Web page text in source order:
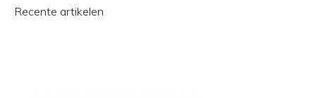
Recente artikelen